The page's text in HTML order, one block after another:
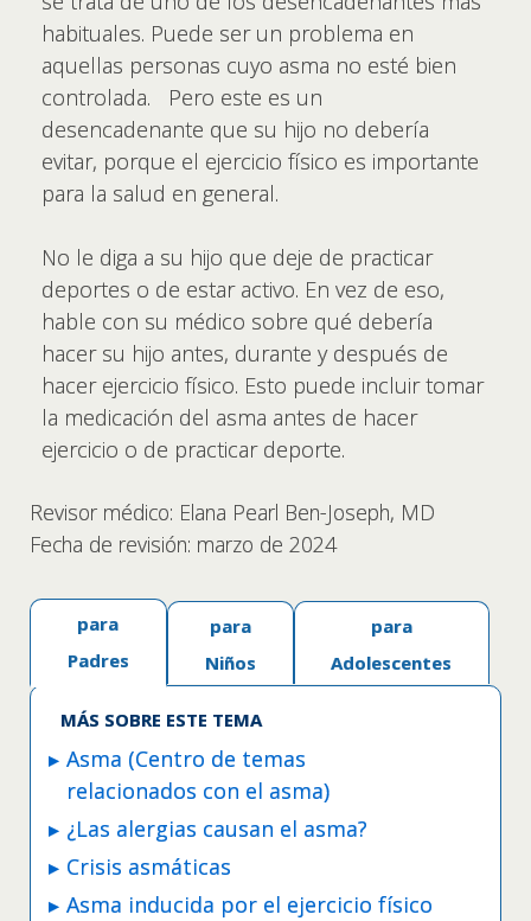
habituales. Puede ser un problema en
aquellas personas cuyo asma no esté bien
controlada. Pero este es un
desencadenante que su hijo no debería
evitar, porque el ejercicio físico es importante
para la salud en general.
No le diga a su hijo que deje de practicar
deportes o de estar activo. En vez de eso,
hable con su médico sobre qué debería
hacer su hijo antes, durante y después de
hacer ejercicio físico. Esto puede incluir tomar
la medicación del asma antes de hacer
ejercicio o de practicar deporte.
Revisor médico: Elana Pearl Ben-Joseph, MD
Fecha de revisión: marzo de 2024
para
Adolescentes
para
Niños
para
Padres
MÁS SOBRE ESTE TEMA
Asma (Centro de temas
relacionados con el asma)
¿Las alergias causan el asma?
Crisis asmáticas
Asma inducida por el ejercicio físico